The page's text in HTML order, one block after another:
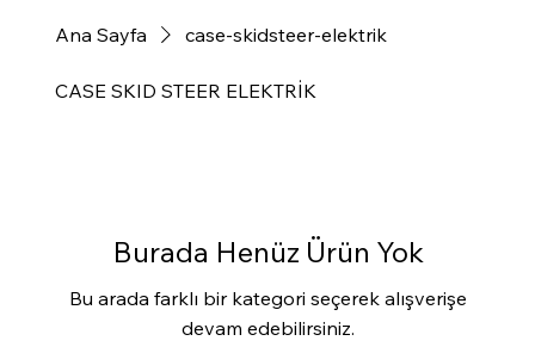
Ana Sayfa case-skidsteer-elektrik
CASE SKID STEER ELEKTRİK
Burada Henüz Ürün Yok
Bu arada farklı bir kategori seçerek alışverişe
devam edebilirsiniz.